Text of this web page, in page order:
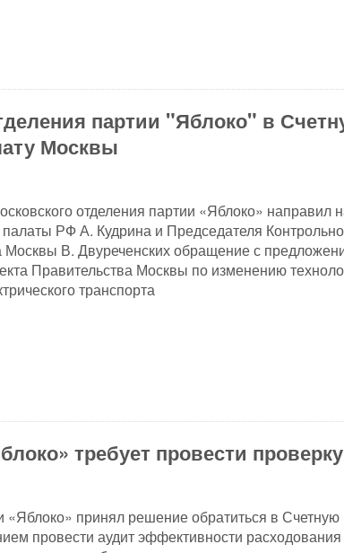
партии "Яблоко" в
Москвы
отделения партии «Яблоко» направил
РФ А. Кудрина и Председателя
Москвы В. Двуреченских обращение с
Правительства Москвы по изменению
транспорта
требует провести проверку
«Яблоко» принял решение обратиться в Счетную
провести аудит эффективности расходования